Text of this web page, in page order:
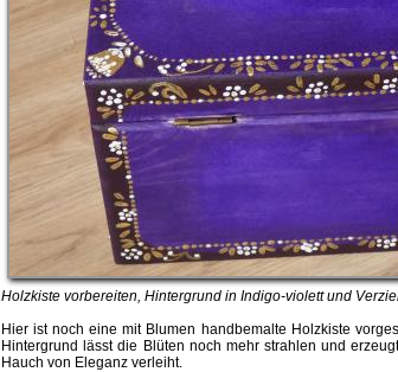
Holzkiste vorbereiten, Hintergrund in Indigo-violett und
Hier ist noch eine mit Blumen handbemalte Holzkiste
Hintergrund lässt die Blüten noch mehr strahlen und
Hauch von Eleganz verleiht.